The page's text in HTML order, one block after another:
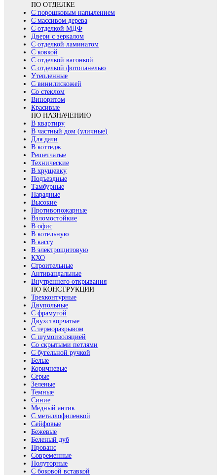
ПО ОТДЕЛКЕ
С порошковым напылением
С массивом дерева
С отделкой МДФ
Двери с зеркалом
С отделкой ламинатом
С ковкой
С отделкой вагонкой
С отделкой фотопанелью
Утепленные
С винилискожей
Со стеклом
Виноритом
Красивые
ПО НАЗНАЧЕНИЮ
В квартиру
В частный дом (уличные)
Для дачи
В коттедж
Решетчатые
Технические
В хрущевку
Подъездные
Тамбурные
Парадные
Высокие
Противопожарные
Взломостойкие
В офис
В котельную
В кассу
В электрощитовую
КХО
Строительные
Антивандальные
Внутреннего открывания
ПО КОНСТРУКЦИИ
Трехконтурные
Двупольные
С фрамугой
Двухстворчатые
С терморазрывом
С шумоизоляцией
Со скрытыми петлями
С бугельной ручкой
Белые
Коричневые
Серые
Зеленые
Темные
Синие
Медный антик
С металлофиленкой
Сейфовые
Бежевые
Беленый дуб
Прованс
Современные
Полуторные
С боковой вставкой